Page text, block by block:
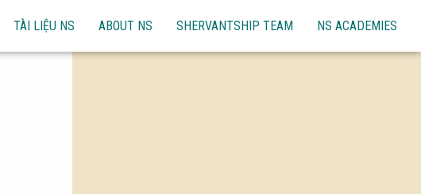
TÀI LIỆU NS ABOUT NS SHERVANTSHIP TEAM NS ACADEMIES